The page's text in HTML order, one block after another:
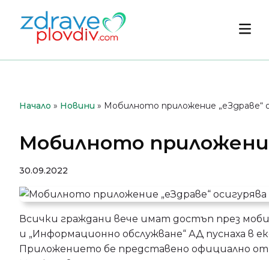
съдържанието
Начало » Новини » Мобилното приложение
Мобилното
30.09.2022
Всички граждани вече имат достъп през
и „Информационно обслужване“ АД пуснаха в
Приложението бе представено официално от